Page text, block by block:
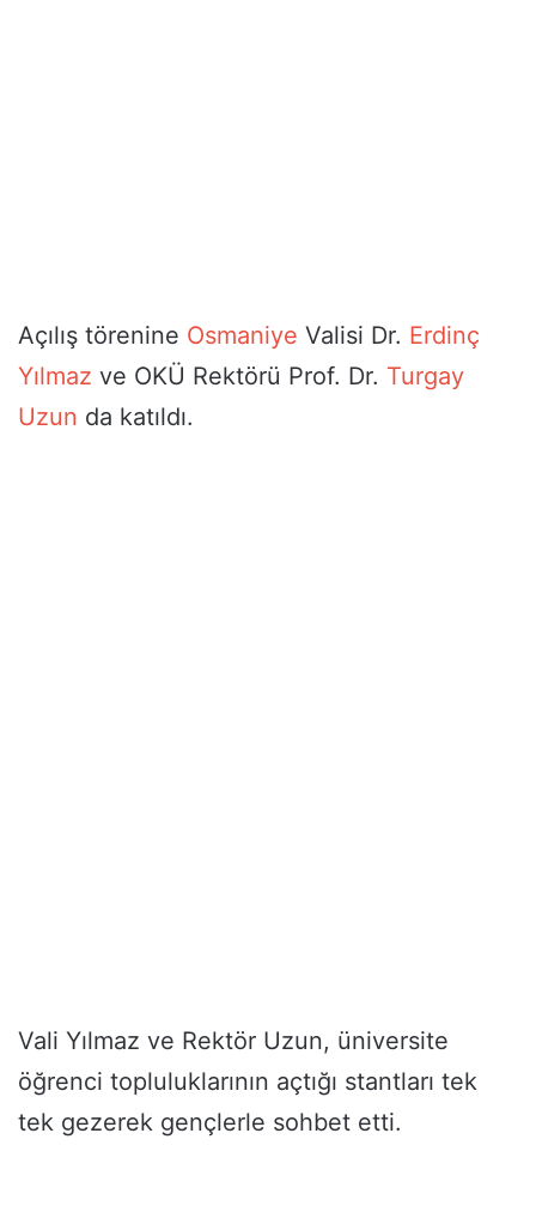
Açılış törenine Osmaniye Valisi Dr. Erdinç
Yılmaz ve OKÜ Rektörü Prof. Dr. Turgay
Uzun da katıldı.
Vali Yılmaz ve Rektör Uzun, üniversite
öğrenci topluluklarının açtığı stantları tek
tek gezerek gençlerle sohbet etti.